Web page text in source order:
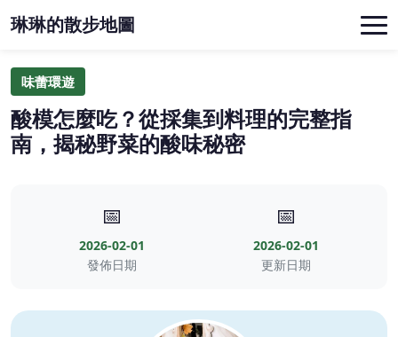
琳琳的散步地圖
味蕾環遊
酸模怎麼吃？從採集到料理的完整指
南，揭秘野菜的酸味秘密
📅
2026-02-01
發佈日期
📅
2026-02-01
更新日期